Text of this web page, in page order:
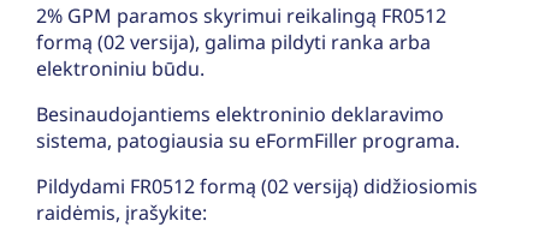
2% GPM paramos skyrimui reikalingą FR0512
formą (02 versija), galima pildyti ranka arba
elektroniniu būdu.
Besinaudojantiems elektroninio deklaravimo
sistema, patogiausia su eFormFiller programa.
Pildydami FR0512 formą (02 versiją) didžiosiomis
raidėmis, įrašykite: